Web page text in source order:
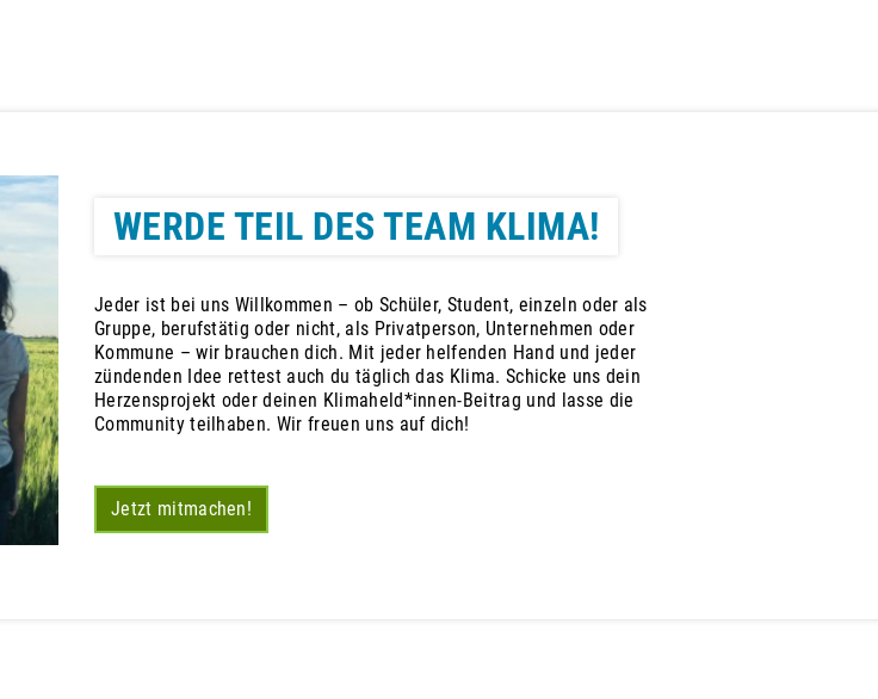
WERDE TEIL DES TEAM KLIMA!
Jeder ist bei uns Willkommen – ob Schüler, Student, einzeln oder als
Gruppe, berufstätig oder nicht, als Privatperson, Unternehmen oder
Kommune – wir brauchen dich. Mit jeder helfenden Hand und jeder
zündenden Idee rettest auch du täglich das Klima. Schicke uns dein
Herzensprojekt oder deinen Klimaheld*innen-Beitrag und lasse die
Community teilhaben. Wir freuen uns auf dich!
Jetzt mitmachen!